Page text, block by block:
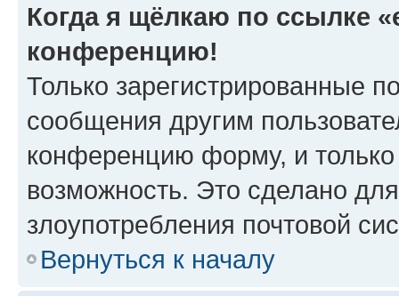
Когда я щёлкаю по ссылке
конференцию!
Только зарегистрированные
сообщения другим
конференцию форму, и
возможность. Это сделано
злоупотребления почтовой
Вернуться к началу